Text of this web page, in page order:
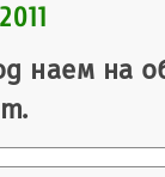
наем на